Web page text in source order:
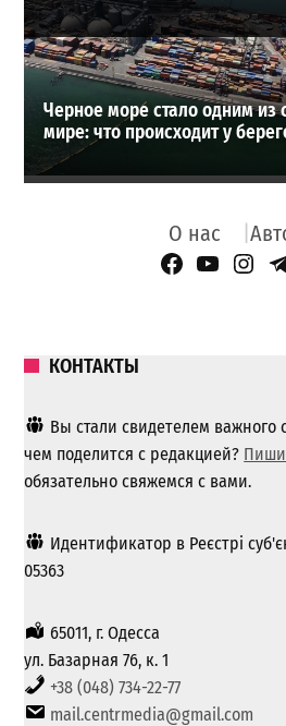
Черное море стало одним
мире: что происходит у
О нас
FacebookYouTube
КОНТАКТЫ
Вы стали свидетелем важного
чем поделится с редакцией?
обязательно свяжемся с вами.
Идентификатор в Реєстрі
05363
65011, г. Одесса
ул. Базарная 76, к. 1
+38 (048) 734-22-77
mail.centrmedia@gmail.com